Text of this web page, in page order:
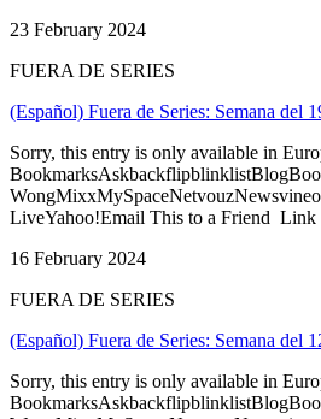
23 February 2024
FUERA DE SERIES
(Español) Fuera de Series: Semana del
Sorry, this entry is only available in
LiveYahoo!Email This to a Friend
16 February 2024
FUERA DE SERIES
(Español) Fuera de Series: Semana del
Sorry, this entry is only available in